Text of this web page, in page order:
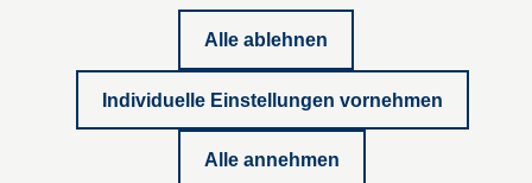
Whitepaper Geschäftsführerhaftung
Alle ablehnen
Individuelle Einstellungen vornehmen
Alle annehmen